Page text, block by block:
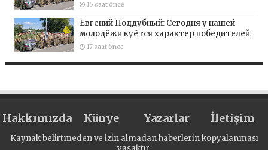
15 saat önce
Евгений Поддубный: Сегодня у нашей
молодёжи куётся характер победителей
17 saat önce
Hakkımızda Künye Yazarlar İletişim
Kaynak belirtmeden ve izin almadan haberlerin kopyalanması